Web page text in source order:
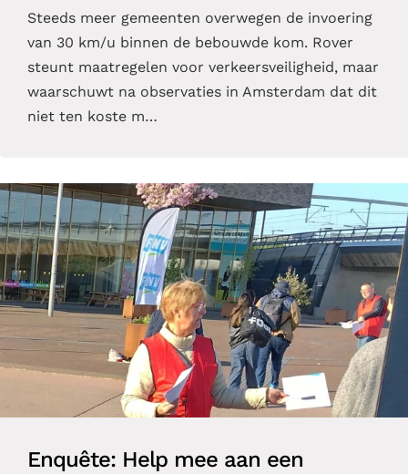
Steeds meer gemeenten overwegen de invoering
van 30 km/u binnen de bebouwde kom. Rover
steunt maatregelen voor verkeersveiligheid, maar
waarschuwt na observaties in Amsterdam dat dit
niet ten koste m…
Enquête: Help mee aan een